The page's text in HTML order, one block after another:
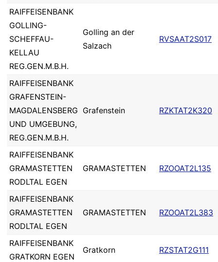
RAIFFEISENBANK
GOLLING-
SCHEFFAU-
KELLAU
REG.GEN.M.B.H.
Golling an der
Salzach
RVSAAT2S017
RAIFFEISENBANK
GRAFENSTEIN-
MAGDALENSBERG
UND UMGEBUNG,
REG.GEN.M.B.H.
Grafenstein RZKTAT2K320
RAIFFEISENBANK
GRAMASTETTEN
RODLTAL EGEN
GRAMASTETTEN RZOOAT2L135
RAIFFEISENBANK
GRAMASTETTEN
RODLTAL EGEN
GRAMASTETTEN RZOOAT2L383
RAIFFEISENBANK
GRATKORN EGEN
Gratkorn RZSTAT2G111